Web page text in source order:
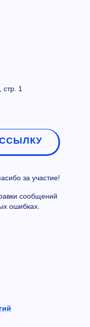
стр. 1
за участие!
сообщений
ошибках.